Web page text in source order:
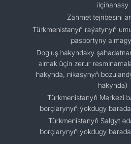
ilçihanasy
Zähmet tejribesini
Türkmenistanyň raýatynyň
pasportyny
Dogluş hakyndaky
almak üçin zerur
hakynda, nikasynyň
hakynda)
Türkmenistanyň Merkezi
borçlarynyň ýokdugy
Türkmenistanyň Salgyt
borçlarynyň ýokdugy